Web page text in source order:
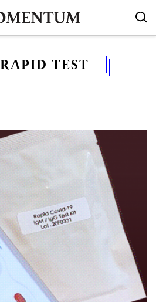
RAPID TEST